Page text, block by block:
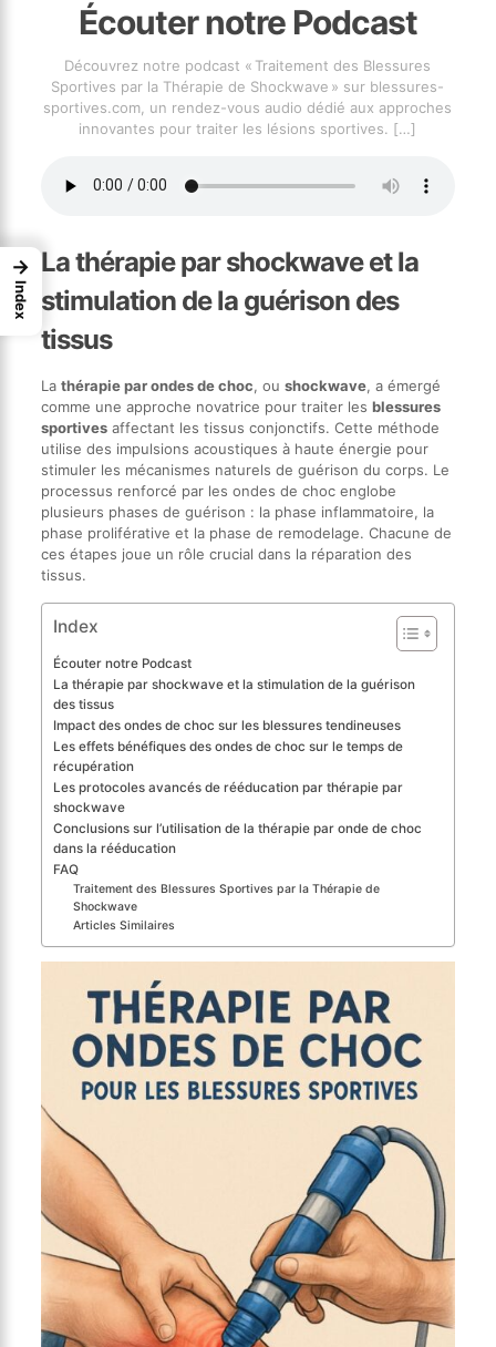
Écouter notre Podcast
Découvrez notre podcast « Traitement des Blessures
Sportives par la Thérapie de Shockwave » sur blessures-
sportives.com, un rendez-vous audio dédié aux approches
innovantes pour traiter les lésions sportives. […]
La thérapie par shockwave et la
stimulation de la guérison des
tissus
La thérapie par ondes de choc, ou shockwave, a émergé
comme une approche novatrice pour traiter les blessures
sportivesaffectant les tissus conjonctifs. Cette méthode
utilise des impulsions acoustiques à haute énergie pour
stimuler les mécanismes naturels de guérison du corps. Le
processus renforcé par les ondes de choc englobe
plusieurs phases de guérison : la phase inflammatoire, la
phase proliférative et la phase de remodelage. Chacune de
ces étapes joue un rôle crucial dans la réparation des
tissus.
Index
Écouter notre Podcast
La thérapie par shockwave et la stimulation de la guérison
des tissus
Impact des ondes de choc sur les blessures tendineuses
Les effets bénéfiques des ondes de choc sur le temps de
récupération
Les protocoles avancés de rééducation par thérapie par
shockwave
Conclusions sur l’utilisation de la thérapie par onde de choc
dans la rééducation
FAQ
Traitement des Blessures Sportives par la Thérapie de
Shockwave
Articles Similaires
→
Index